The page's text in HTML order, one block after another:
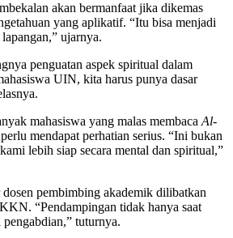
akan bermanfaat jika dikemas
yang aplikatif. “Itu bisa menjadi
ujarnya.
penguatan aspek spiritual dalam
UIN, kita harus punya dasar
mahasiswa yang malas membaca Al-
mendapat perhatian serius. “Ini bukan
lebih siap secara mental dan spiritual,”
pembimbing akademik dilibatkan
“Pendampingan tidak hanya saat
tuturnya.